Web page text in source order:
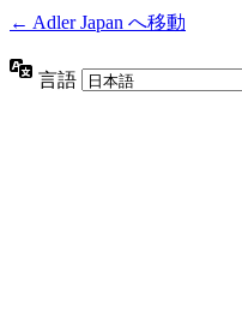
← Adler Japan へ移動
言語